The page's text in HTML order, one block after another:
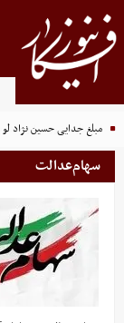
احتمال حضور بیرانوند
مبلغ جدایی حسین نژاد
سهام‌عدالت